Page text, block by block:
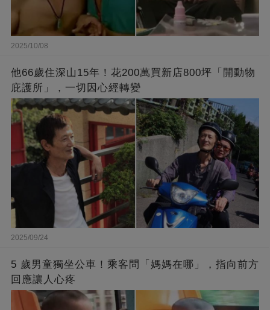
2025/10/08
他66歲住深山15年！花200萬買新店800坪「開動物
庇護所」，一切因心經轉變
2025/09/24
5 歲男童獨坐公車！乘客問「媽媽在哪」，指向前方
回應讓人心疼